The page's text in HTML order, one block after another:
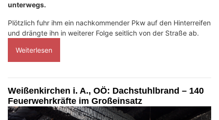
unterwegs.
Plötzlich fuhr ihm ein nachkommender Pkw auf den Hinterreifen
und drängte ihn in weiterer Folge seitlich von der Straße ab.
Weiterlesen
Weißenkirchen i. A., OÖ: Dachstuhlbrand – 140
Feuerwehrkräfte im Großeinsatz